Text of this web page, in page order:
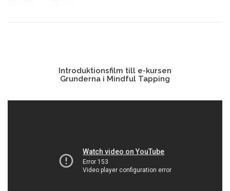
Introduktionsfilm till e-kursen
Grunderna i Mindful Tapping